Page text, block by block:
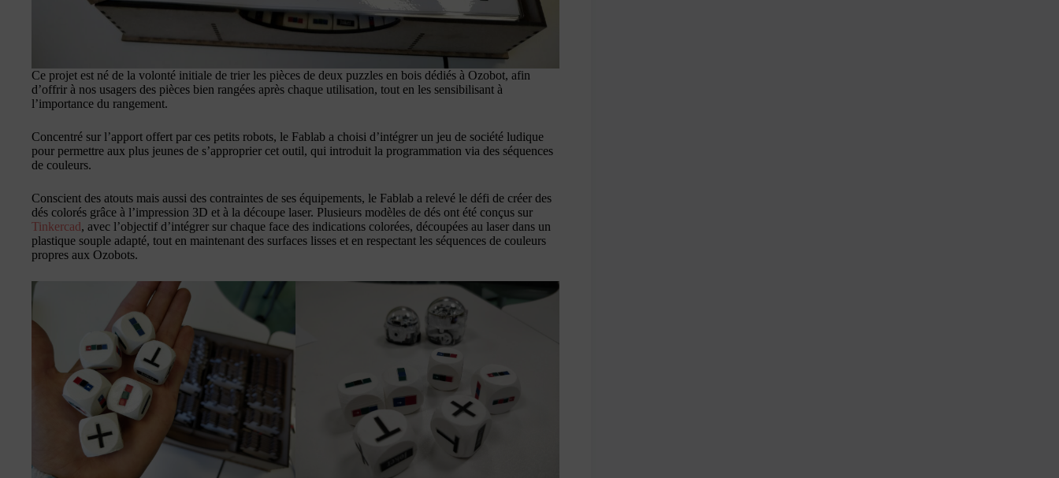
Ce projet est né de la volonté initiale de trier les pièces de deux puzzles en bois dédiés à Ozobot, afin
d’offrir à nos usagers des pièces bien rangées après chaque utilisation, tout en les sensibilisant à
l’importance du rangement.
Concentré sur l’apport offert par ces petits robots, le Fablab a choisi d’intégrer un jeu de société ludique
pour permettre aux plus jeunes de s’approprier cet outil, qui introduit la programmation via des séquences
de couleurs.
Conscient des atouts mais aussi des contraintes de ses équipements, le Fablab a relevé le défi de créer des
dés colorés grâce à l’impression 3D et à la découpe laser. Plusieurs modèles de dés ont été conçus sur
Tinkercad, avec l’objectif d’intégrer sur chaque face des indications colorées, découpées au laser dans un
plastique souple adapté, tout en maintenant des surfaces lisses et en respectant les séquences de couleurs
propres aux Ozobots.